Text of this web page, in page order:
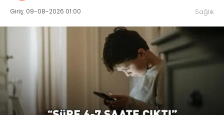
Giriş: 09-08-2026 01:00 Sağlık